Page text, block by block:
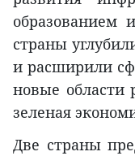
образованием
страны
и расширили
новые области
зеленая
Две страны